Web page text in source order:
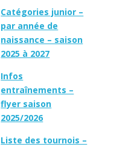
Catégories junior –
par année de
naissance – saison
2025 à 2027
Infos
entraînements –
flyer saison
2025/2026
Liste des tournois –